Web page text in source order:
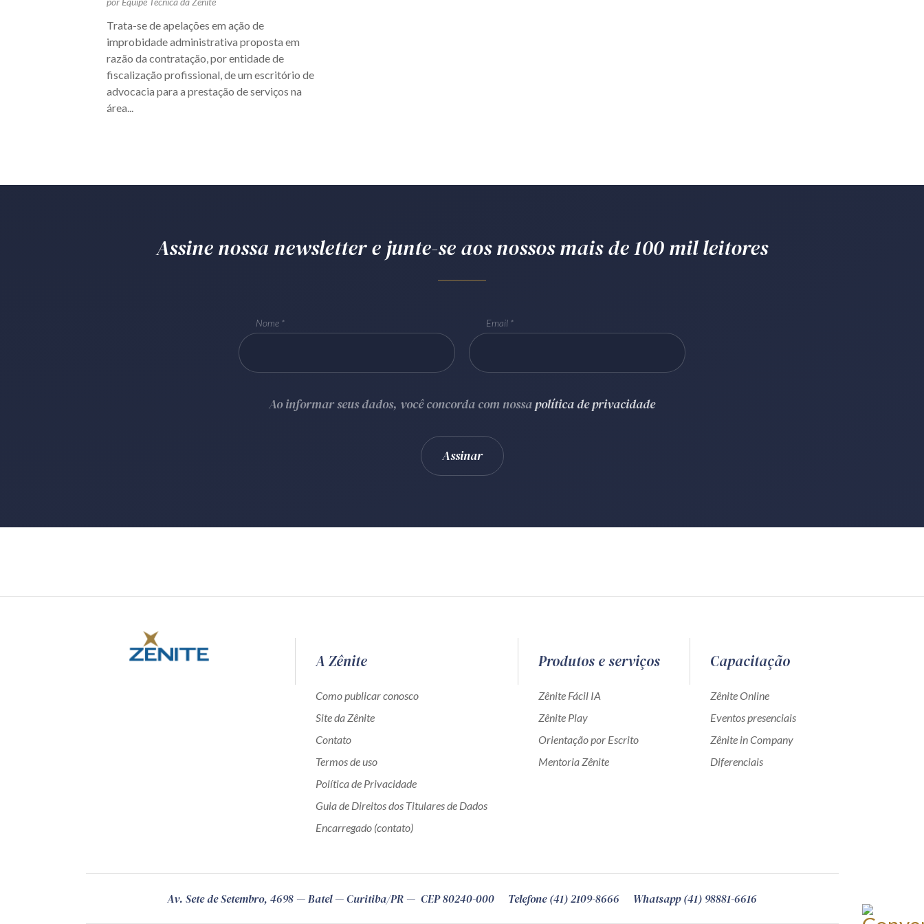
Trata-se de apelações em ação de
improbidade administrativa proposta em
razão da contratação, por entidade de
fiscalização profissional, de um escritório de
advocacia para a prestação de serviços na
área...
Assine nossa newsletter e junte-se aos nossos mais de 100 mil leitores
Nome Email
Ao informar seus dados, você concorda com nossapolítica de privacidade
A Zênite
Como publicar conosco
Site da Zênite
Contato
Termos de uso
Política de Privacidade
Guia de Direitos dos Titulares de Dados
Encarregado (contato)
Produtos e serviços
Zênite Fácil IA
Zênite Play
Orientação por Escrito
Mentoria Zênite
Capacitação
Zênite Online
Eventos presenciais
Zênite in Company
Diferenciais
Av. Sete de Setembro, 4698 Batel Curitiba/PR CEP80240-000 Telefone (41) 2109-8666 Whatsapp (41) 98881-6616